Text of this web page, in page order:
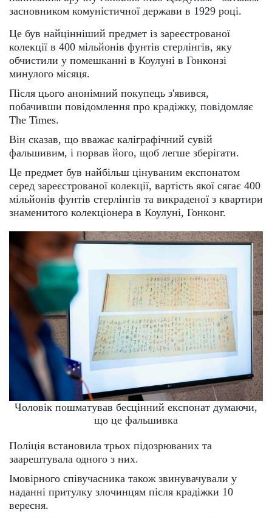
засновником комуністичної держави в 1929 році.
Це був найцінніший предмет із зареєстрованої
колекції в 400 мільйонів фунтів стерлінгів, яку
обчистили у помешканні в Коулуні в Гонконзі
минулого місяця.
Після цього анонімний покупець з'явився,
побачивши повідомлення про крадіжку, повідомляє
The Times.
Він сказав, що вважає каліграфічний сувій
фальшивим, і порвав його, щоб легше зберігати.
Це предмет був найбільш цінуваним експонатом
серед зареєстрованої колекції, вартість якої сягає 400
мільйонів фунтів стерлінгів та викраденої з квартири
знаменитого колекціонера в Коулуні, Гонконг.
Чоловік пошматував бесцінний експонат думаючи,
що це фальшивка
Поліція встановила трьох підозрюваних та
заарештувала одного з них.
Імовірного співучасника також звинувачували у
наданні притулку злочинцям після крадіжки 10
вересня.